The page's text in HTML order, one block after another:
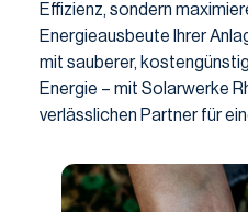
Effizienz, sondern
Energieausbeute Ihrer
mit sauberer,
Energie – mit Solarwerke
verlässlichen Partner für